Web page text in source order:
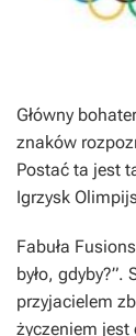
Główny
znaków
Postać ta jest
Igrzysk
Fabuła Fusions
było,
przyjacielem
życzeniem